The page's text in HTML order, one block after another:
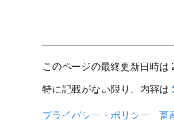
このページの最終更新日時は
特に記載がない限り、内容は
プライバシー・ポリシー 畜